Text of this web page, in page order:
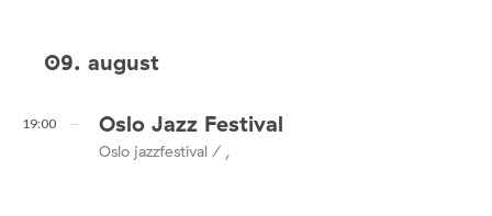
09. august
19:00 Oslo Jazz Festival
Oslo jazzfestival / ,